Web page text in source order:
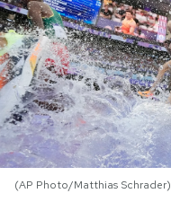
PODCAST
NEWSLETTER
I MIEI PREFERITI
(AP Photo/Matthias Schrader)